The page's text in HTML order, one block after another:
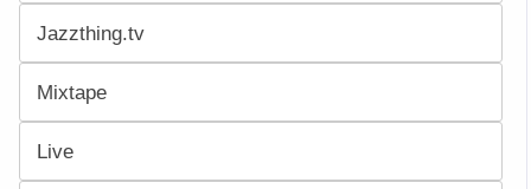
Jazzthing.tv
Mixtape
Live